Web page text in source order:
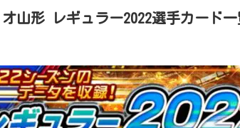
オ山形 レギュラー2022選手カード一